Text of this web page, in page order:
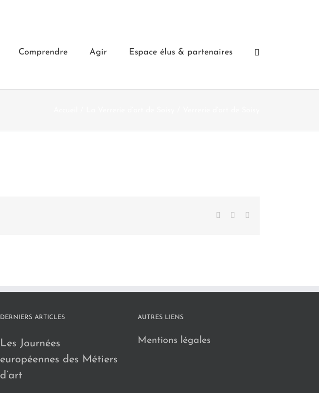
Comprendre Agir Espace élus & partenaires
Facebook
DERNIERS ARTICLES
Les Journées
européennes des Métiers
d’art
AUTRES LIENS
Mentions légales